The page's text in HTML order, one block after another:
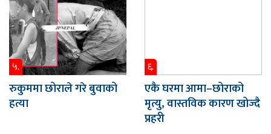
५.
रुकुममा छोराले गरे बुवाको
हत्या
६.
एकै घरमा आमा–छोराको
मृत्यु, वास्तविक कारण खोज्दै
प्रहरी